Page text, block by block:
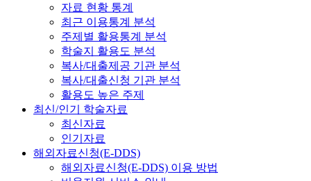
자료 현황 통계
최근 이용통계 분석
주제별 활용통계 분석
학술지 활용도 분석
복사/대출제공 기관 분석
복사/대출신청 기관 분석
활용도 높은 주제
최신/인기 학술자료
최신자료
인기자료
해외자료신청(E-DDS)
해외자료신청(E-DDS) 이용 방법